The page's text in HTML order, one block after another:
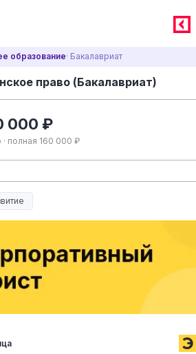
образование· Бакалавриат
право (Бакалавриат)
000 ₽
· полная 160 000 ₽